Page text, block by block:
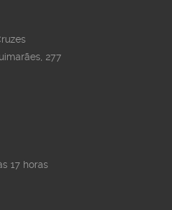
277
17 horas